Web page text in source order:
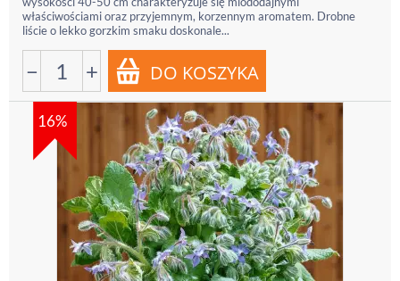
właściwościami oraz przyjemnym, korzennym aromatem. Drobne
liście o lekko gorzkim smaku doskonale...
− +
16%